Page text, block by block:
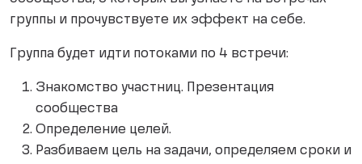
группы и прочувствуете их эффект на себе.
Группа будет идти потоками по 4 встречи:
Знакомство участниц. Презентация
сообщества
Определение целей.
Разбиваем цель на задачи, определяем сроки и